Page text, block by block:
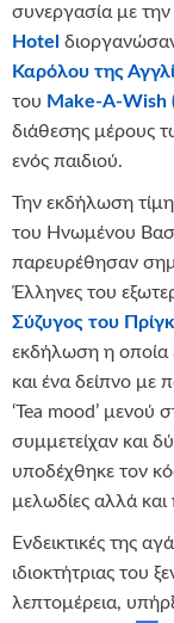
συνεργασία με την
Hotel
Καρόλου της
του Make-A-Wish
διάθεσης μέρους
ενός παιδιού.
Την εκδήλωση
του Ηνωμένου
παρευρέθησαν
Έλληνες του
Σύζυγος του
εκδήλωση η οποία
και ένα δείπνο με
‘Tea mood’ μενού
συμμετείχαν και
υποδέχθηκε τον
μελωδίες αλλά
Ενδεικτικές της
ιδιοκτήτριας του
λεπτομέρεια,